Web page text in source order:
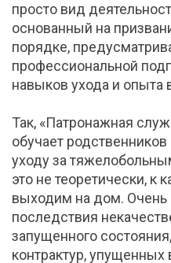
просто вид
основанный на
порядке,
профессиональной
навыков ухода и опыта
Так, «Патронажная
обучает
уходу за
это не теоретически, к
выходим на дом.
последствия
запущенного
контрактур,